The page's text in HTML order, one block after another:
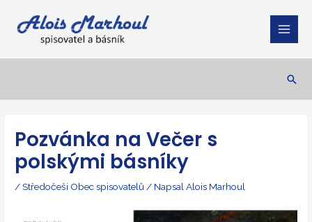
Main
Pozvánka na Večer s
polskými básníky
/Středočeši Obec spisovatelů / NapsalAlois Marhoul